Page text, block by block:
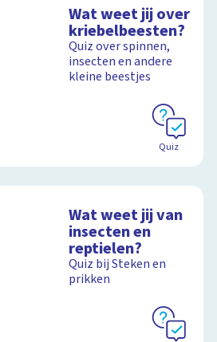
schoolplaat over het
slootleven
Wat weet jij over
kriebelbeesten?
Quiz over spinnen,
insecten en andere
kleine beestjes
Quiz
Wat weet jij van
insecten en
reptielen?
Quiz bij Steken en
prikken